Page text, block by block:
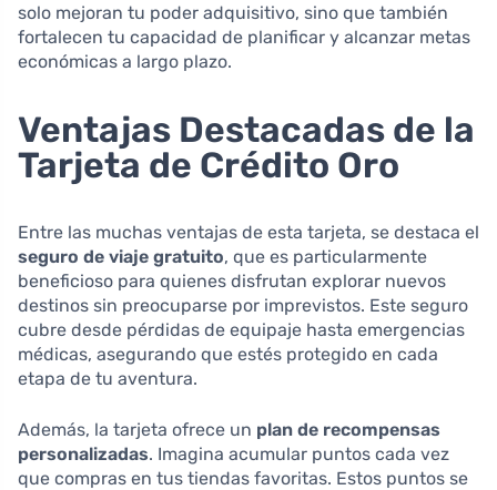
solo mejoran tu poder adquisitivo, sino que también
fortalecen tu capacidad de planificar y alcanzar metas
económicas a largo plazo.
Ventajas Destacadas de la
Tarjeta de Crédito Oro
Entre las muchas ventajas de esta tarjeta, se destaca el
seguro de viaje gratuito, que es particularmente
beneficioso para quienes disfrutan explorar nuevos
destinos sin preocuparse por imprevistos. Este seguro
cubre desde pérdidas de equipaje hasta emergencias
médicas, asegurando que estés protegido en cada
etapa de tu aventura.
Además, la tarjeta ofrece un plan de recompensas
personalizadas. Imagina acumular puntos cada vez
que compras en tus tiendas favoritas. Estos puntos se